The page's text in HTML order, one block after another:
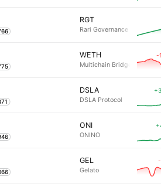
RGT
Rari Governance
WETH
Multichain Bridged WETH
-
DSLA
DSLA Protocol
ONI
ONINO
GEL
Gelato